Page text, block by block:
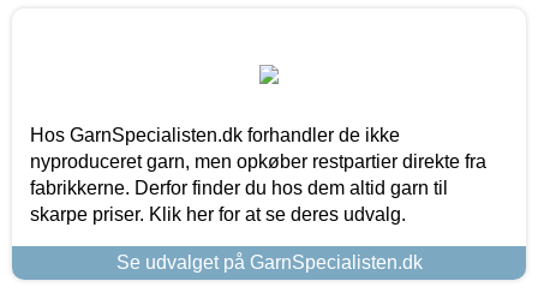
Hos GarnSpecialisten.dk forhandler de ikke
nyproduceret garn, men opkøber restpartier direkte fra
fabrikkerne. Derfor finder du hos dem altid garn til
skarpe priser. Klik her for at se deres udvalg.
Se udvalget på GarnSpecialisten.dk